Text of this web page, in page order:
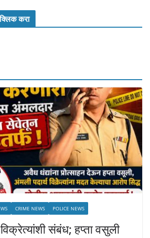
करा
CRIME NEWS POLICE NEWS
संबंध; हप्ता वसुली